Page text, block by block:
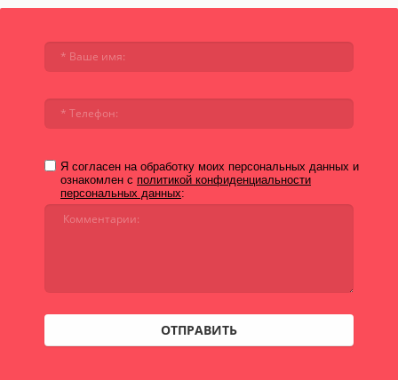
Я согласен на обработку моих персональных данных и
ознакомлен с политикой конфиденциальности
персональных данных:
ОТПРАВИТЬ